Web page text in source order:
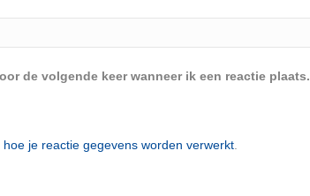
de volgende keer wanneer ik een reactie plaats.
hoe je reactie gegevens worden verwerkt